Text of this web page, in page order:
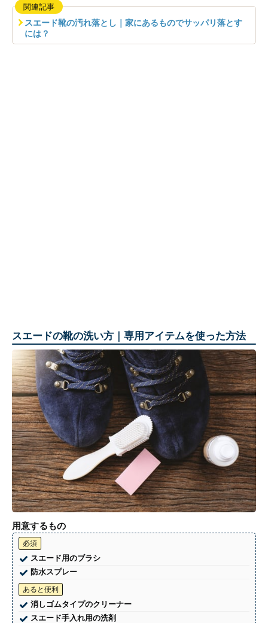
関連記事
スエード靴の汚れ落とし｜家にあるものでサッパリ落とす
には？
スエードの靴の洗い方｜専用アイテムを使った方法
用意するもの
必須
スエード用のブラシ
防水スプレー
あると便利
消しゴムタイプのクリーナー
スエード手入れ用の洗剤